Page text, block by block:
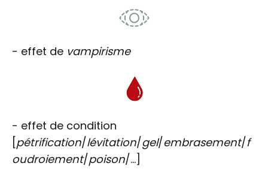
- effet de vampirisme
- effet de condition
[pétrification/lévitation/gel/embrasement/f
oudroiement/poison/...]